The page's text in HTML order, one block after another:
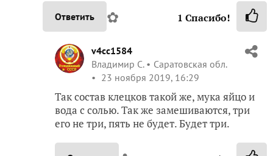
Ответить ✿ 1 Спасибо!
v4cc1584
Владимир С.
Саратовская обл.
23 ноября 2019, 16:29
Так состав клецков такой же, мука яйцо и
вода с солью. Так же замешиваются, три
его не три, пять не будет. Будет три.